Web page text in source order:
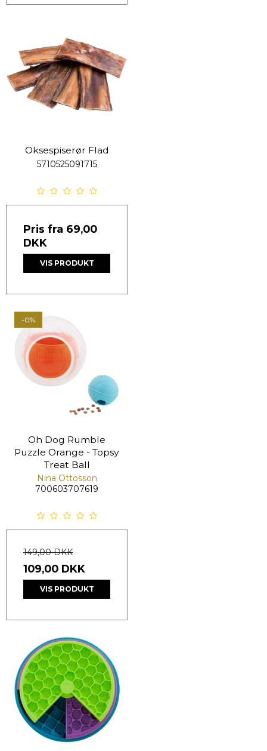
Oksespiserør Flad
5710525091715
Pris fra 69,00
DKK
VIS PRODUKT
-0%
Oh Dog Rumble
Puzzle Orange - Topsy
Treat Ball
Nina Ottosson
700603707619
149,00 DKK
109,00 DKK
VIS PRODUKT